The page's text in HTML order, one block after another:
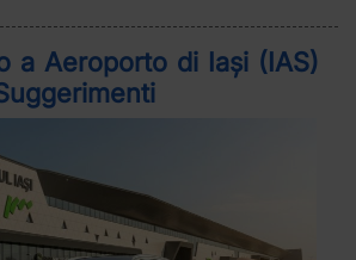
a Aeroporto di Iași (IAS)